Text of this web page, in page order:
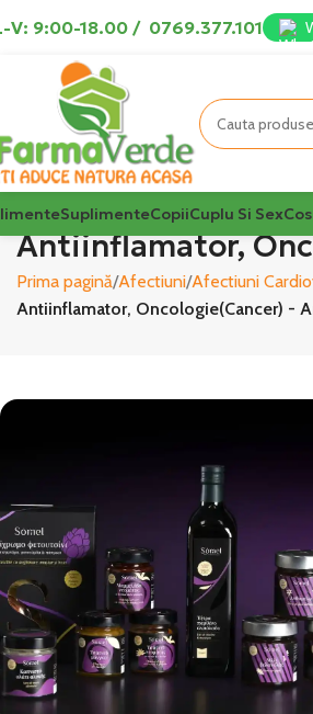
V: 9:00-18.00 / 0769.377.101
SuplimenteCopiiCuplu Si Sex
Antiinflamator,
Prima pagină Afectiuni Afectiuni
Antiinflamator, Oncologie(Cancer) -